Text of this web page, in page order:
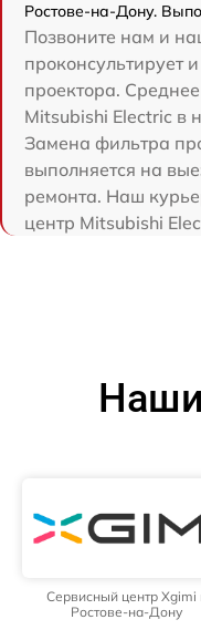
Ростове-на-Дону.
Позвоните нам и
проконсультирует
проектора.
Mitsubishi Electric в
Замена фильтра
выполняется на
ремонта. Наш
центр Mitsubishi
Сервисный центр Xgimi
Ростове-на-Дону